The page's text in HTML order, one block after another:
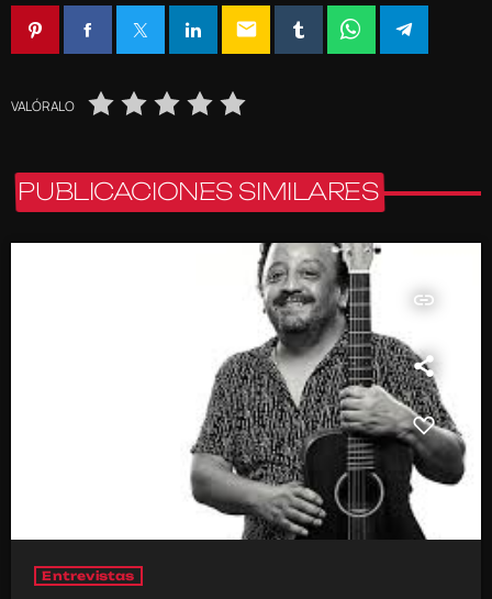
email
VALÓRALO
PUBLICACIONES SIMILARES
insert_link
Entrevistas